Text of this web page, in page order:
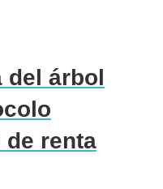
del árbol
renta